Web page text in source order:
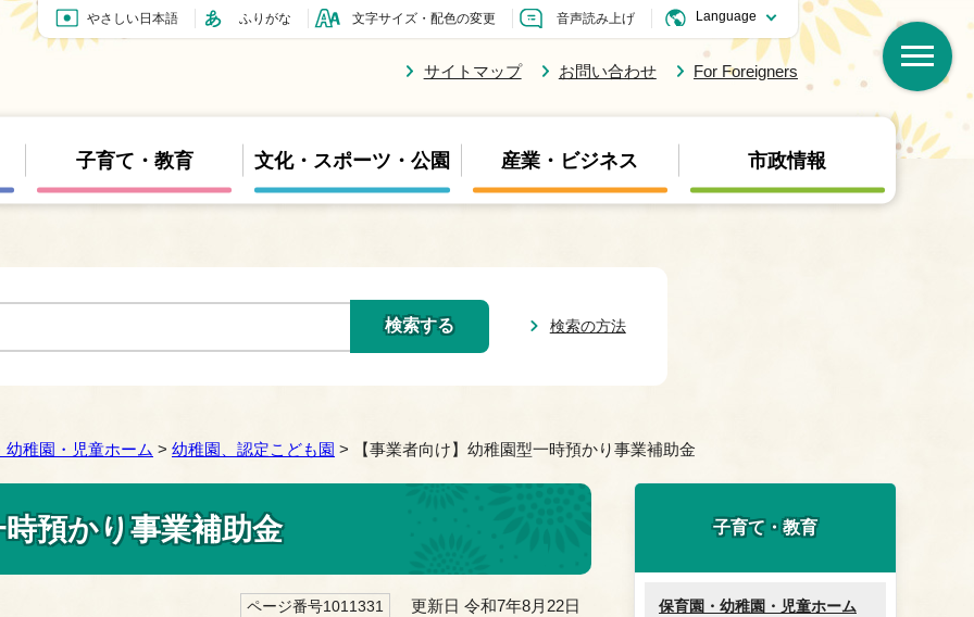
やさしい日本語 ふりがな 文字サイズ・配色の変更 音声読み上げ
サイトマップ お問い合わせ For Foreigners
子育て・教育 文化・スポーツ・公園 産業・ビジネス 市政情報
検索の方法
幼稚園・児童ホーム > 幼稚園、認定こども園 > 【事業者向け】幼稚園型一時預かり事業補助金
時預かり事業補助金
ページ番号1011331 更新日 令和7年8月22日
子育て・教育
保育園・幼稚園・児童ホーム